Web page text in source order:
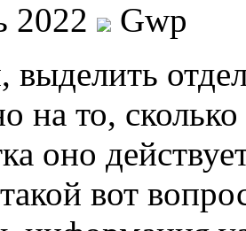
2022
Gwp
на то,
оно
вот